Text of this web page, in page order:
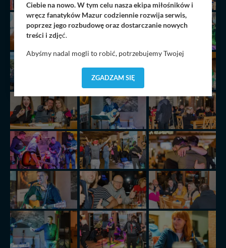
Ciebie na nowo. W tym celu nasza ekipa miłośników i
wręcz fanatyków Mazur codziennie rozwija serwis,
poprzez jego rozbudowę oraz dostarczanie nowych
treści i zdjęć.
Abyśmy nadal mogli to robić, potrzebujemy Twojej
dostosować do Twoich preferencji. Twoje dane (w tym
pliki cookies) będą zapisywane w celu usprawnienia
wyszukania, ulubione miejsca, logowania, itp).
Bezpieczeństwo Twoich danych jest dla nas
priorytetowe, bez poinformowania Ciebie nie będziemy
zmieniać zakresu naszych uprawnień. Twoje dane są u
nas bezpieczne, jeśli masz wątpliwości co do naszych
intencji, zawsze możesz wycofać swoją zgodę. Więcej
informacji uzyskach w naszejPolityce Prywatności
Klikając znak X lub przycisk PRZEJDŹ DO SERWISU
wyrażasz zgodę na przetwarzanie Twoich danych.
Nasz serwis nie wykorzystuje oraz nie udostępnia
Twoich danych innym podmiotom oraz osobom
trzecim. Wyjątkiem jest sytuacja, gdy przekazanie
Twoich danych jest elementem usługi (przekazanie
danych z formularza kontaktowego, przekazanie danych
ZGADZAM SIĘ